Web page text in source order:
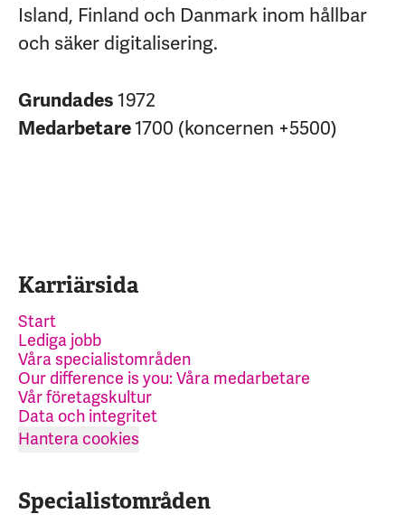
Island, Finland och Danmark inom hållbar
och säker digitalisering.
Grundades1972
Medarbetare1700 (koncernen +5500)
Karriärsida
Start
Lediga jobb
Våra specialistområden
Our difference is you: Våra medarbetare
Vår företagskultur
Data och integritet
Hantera cookies
Specialistområden